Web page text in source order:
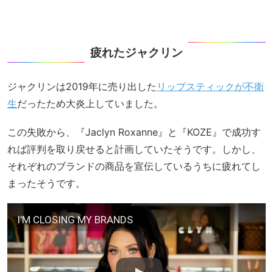
疲れたジャクリン
ジャクリンは2019年に売り出した リップスティックが不衛
生だったため大炎上していました。
この失敗から、『Jaclyn Roxanne』と『KOZE』で成功す
れば評判を取り戻せると計画していたそうです。しかし、
それぞれのブランドの商品を宣伝しているうちに疲れてし
まったそうです。
I'M CLOSING MY BRANDS